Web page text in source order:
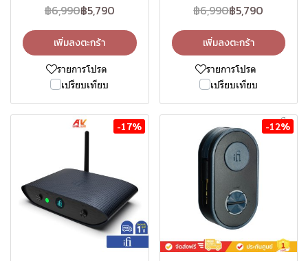
฿6,990฿5,790
เพิ่มลงตะกร้า
รายการโปรด
เปรียบเทียบ
฿6,990฿5,790
เพิ่มลงตะกร้า
รายการโปรด
เปรียบเทียบ
-17% -12%